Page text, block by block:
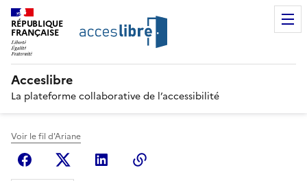
RÉPUBLIQUE
FRANÇAISE
Acceslibre
La plateforme collaborative de l’accessibilité
Voir le fil d'Ariane
FacebookX (anciennement Twitter)
Linkedin